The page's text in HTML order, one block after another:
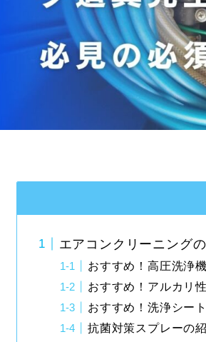
エアコンクリーニング
おすすめ！高圧洗浄
おすすめ！アルカリ
おすすめ！洗浄シート
抗菌対策スプレーの